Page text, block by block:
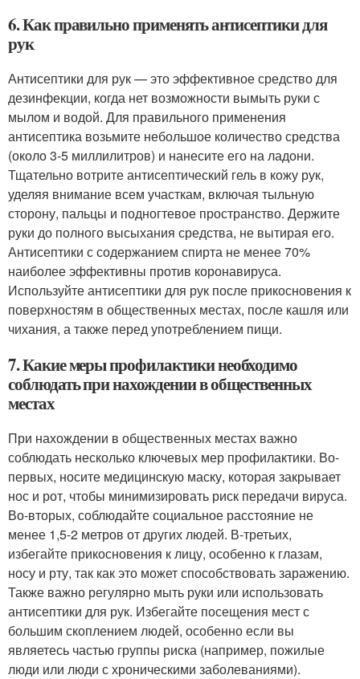
6. Как правильно применять антисептики для
рук
Антисептики для рук — это эффективное средство для
дезинфекции, когда нет возможности вымыть руки с
мылом и водой. Для правильного применения
антисептика возьмите небольшое количество средства
(около 3-5 миллилитров) и нанесите его на ладони.
Тщательно вотрите антисептический гель в кожу рук,
уделяя внимание всем участкам, включая тыльную
сторону, пальцы и подногтевое пространство. Держите
руки до полного высыхания средства, не вытирая его.
Антисептики с содержанием спирта не менее 70%
наиболее эффективны против коронавируса.
Используйте антисептики для рук после прикосновения к
поверхностям в общественных местах, после кашля или
чихания, а также перед употреблением пищи.
7. Какие меры профилактики необходимо
соблюдать при нахождении в общественных
местах
При нахождении в общественных местах важно
соблюдать несколько ключевых мер профилактики. Во-
первых, носите медицинскую маску, которая закрывает
нос и рот, чтобы минимизировать риск передачи вируса.
Во-вторых, соблюдайте социальное расстояние не
менее 1,5-2 метров от других людей. В-третьих,
избегайте прикосновения к лицу, особенно к глазам,
носу и рту, так как это может способствовать заражению.
Также важно регулярно мыть руки или использовать
антисептики для рук. Избегайте посещения мест с
большим скоплением людей, особенно если вы
являетесь частью группы риска (например, пожилые
люди или люди с хроническими заболеваниями).